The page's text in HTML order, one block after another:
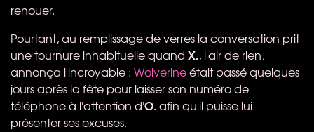
renouer.
Pourtant, au remplissage de verres la conversation prit
une tournure inhabituelle quand X., l'air de rien,
annonça l'incroyable : Wolverineétait passé quelques
jours après la fête pour laisser son numéro de
téléphone à l'attention d'O.afin qu'il puisse lui
présenter ses excuses.